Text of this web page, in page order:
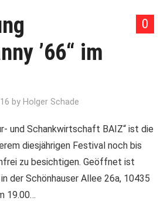
0
’66“ im
by Holger Schade
und Schankwirtschaft BAIZ“ ist die
diesjährigen Festival noch bis
zu besichtigen. Geöffnet ist
der Schönhauser Allee 26a, 10435
19.00…